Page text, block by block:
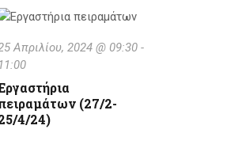
(27/2-
4/24)
Απριλίου, 2024 @ 09:30-
11:00